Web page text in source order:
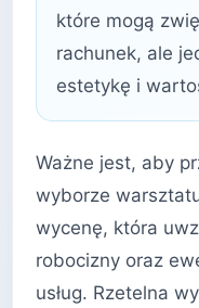
które mogą
rachunek, ale
estetykę i
Ważne jest, aby
wyborze
wycenę, która
robocizny oraz
usług. Rzetelna